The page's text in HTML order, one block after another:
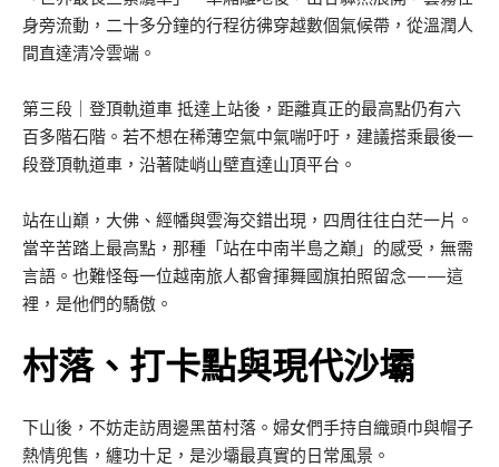
身旁流動，二十多分鐘的行程彷彿穿越數個氣候帶，從溫潤人
間直達清冷雲端。
第三段｜登頂軌道車 抵達上站後，距離真正的最高點仍有六
百多階石階。若不想在稀薄空氣中氣喘吁吁，建議搭乘最後一
段登頂軌道車，沿著陡峭山壁直達山頂平台。
站在山巔，大佛、經幡與雲海交錯出現，四周往往白茫一片。
當辛苦踏上最高點，那種「站在中南半島之巔」的感受，無需
言語。也難怪每一位越南旅人都會揮舞國旗拍照留念——這
裡，是他們的驕傲。
村落、打卡點與現代沙壩
下山後，不妨走訪周邊黑苗村落。婦女們手持自織頭巾與帽子
熱情兜售，纏功十足，是沙壩最真實的日常風景。